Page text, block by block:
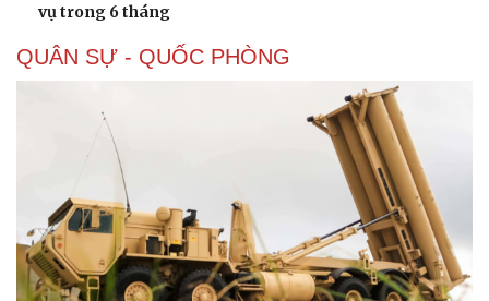
vụ trong 6 tháng
QUÂN SỰ - QUỐC PHÒNG